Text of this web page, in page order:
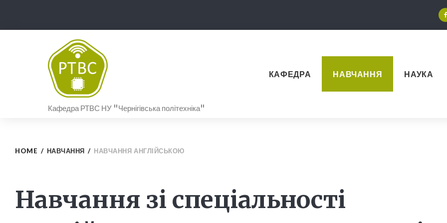
content
Кафедра РТВС НУ "Чернігівська політехніка"
КАФЕДРА НАВЧАННЯ НАУКА
HOME / НАВЧАННЯ / НАВЧАННЯ АНГЛІЙСЬКОЮ
Навчання
Навчання зі спеціальності